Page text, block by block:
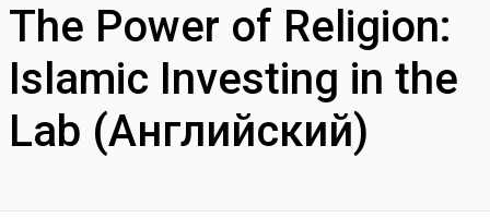
The Power of Religion:
Islamic Investing in the
Lab (Английский)